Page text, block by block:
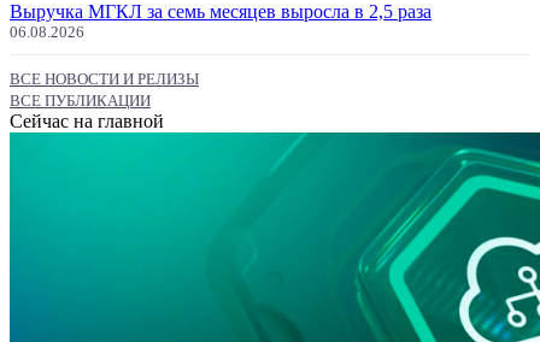
Выручка МГКЛ за семь месяцев выросла в 2,5 раза
06.08.2026
ВСЕ НОВОСТИ И РЕЛИЗЫ
ВСЕ ПУБЛИКАЦИИ
Сейчас на главной